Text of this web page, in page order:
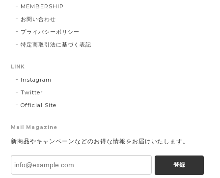
MEMBERSHIP
お問い合わせ
プライバシーポリシー
特定商取引法に基づく表記
LINK
Instagram
Twitter
Official Site
Mail Magazine
新商品やキャンペーンなどのお得な情報をお届けいたします。
登録